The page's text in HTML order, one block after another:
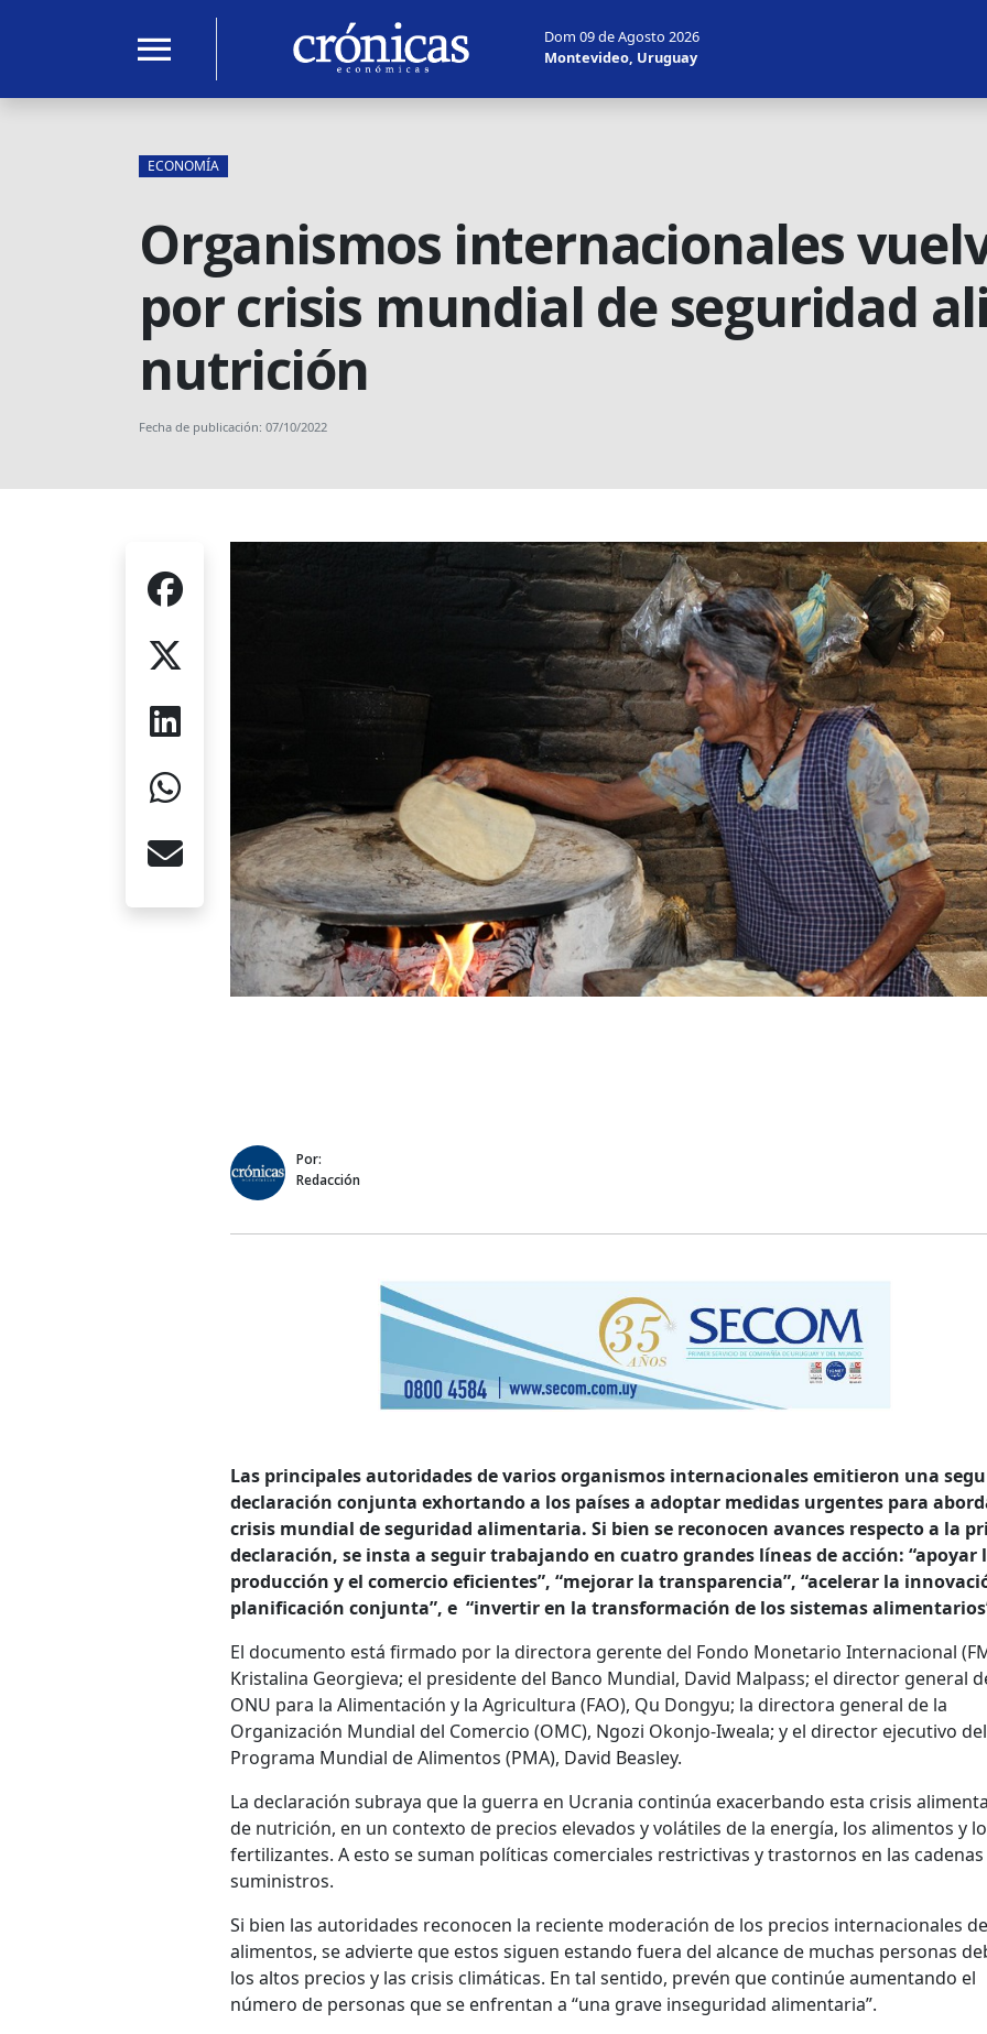
menu
Dom 09 de Agosto 2026
Montevideo, Uruguay
ECONOMÍA
Organismos internacionales
por crisis mundial de seguridad
nutrición
Fecha de publicación: 07/10/2022
Por:
Redacción
Las principales autoridades de varios organismos internacionales emitieron una
declaración conjunta exhortando a los países a adoptar medidas urgentes para
crisis mundial de seguridad alimentaria. Si bien se reconocen avances respecto a la
declaración, se insta a seguir trabajando en cuatro grandes líneas de acción: “apoyar
producción y el comercio eficientes”, “mejorar la transparencia”, “acelerar la
planificación conjunta”, e “invertir en la transformación de los sistemas
El documento está firmado por la directora gerente del Fondo Monetario Internacional
Kristalina Georgieva; el presidente del Banco Mundial, David Malpass; el director general
ONU para la Alimentación y la Agricultura (FAO), Qu Dongyu; la directora general de la
Organización Mundial del Comercio (OMC), Ngozi Okonjo-Iweala; y el director ejecutivo del
Programa Mundial de Alimentos (PMA), David Beasley.
La declaración subraya que la guerra en Ucrania continúa exacerbando esta crisis
de nutrición, en un contexto de precios elevados y volátiles de la energía, los alimentos y
fertilizantes. A esto se suman políticas comerciales restrictivas y trastornos en las
suministros.
Si bien las autoridades reconocen la reciente moderación de los precios internacionales
alimentos, se advierte que estos siguen estando fuera del alcance de muchas personas
los altos precios y las crisis climáticas. En tal sentido, prevén que continúe aumentando el
número de personas que se enfrentan a “una grave inseguridad alimentaria”.